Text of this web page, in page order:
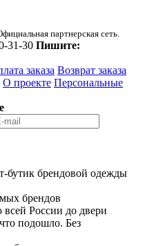
партнерская сеть.
31-30 Пишите:
заказа Возврат заказа
О проекте Персональные
брендовой одежды
брендов
всей России до двери
подошло. Без